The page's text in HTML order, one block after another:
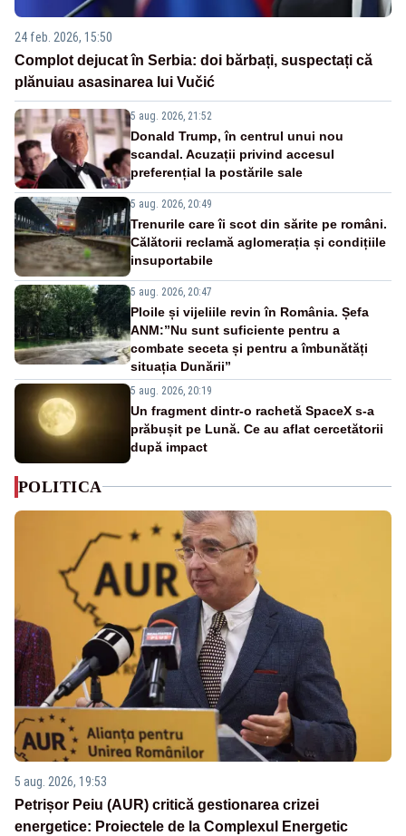
24 feb. 2026, 15:50
Complot dejucat în Serbia: doi bărbați, suspectați că
plănuiau asasinarea lui Vučić
5 aug. 2026, 21:52
Donald Trump, în centrul unui nou
scandal. Acuzații privind accesul
preferențial la postările sale
5 aug. 2026, 20:49
Trenurile care îi scot din sărite pe români.
Călătorii reclamă aglomerația și condițiile
insuportabile
5 aug. 2026, 20:47
Ploile și vijeliile revin în România. Șefa
ANM:”Nu sunt suficiente pentru a
combate seceta și pentru a îmbunătăți
situația Dunării”
5 aug. 2026, 20:19
Un fragment dintr-o rachetă SpaceX s-a
prăbușit pe Lună. Ce au aflat cercetătorii
după impact
POLITICA
5 aug. 2026, 19:53
Petrișor Peiu (AUR) critică gestionarea crizei
energetice: Proiectele de la Complexul Energetic